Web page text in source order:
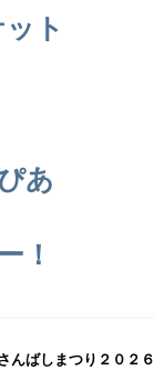
ト
あ
！
んばしまつり２０２６